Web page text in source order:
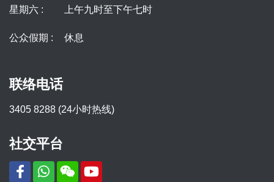
星期六 : 上午九时至下午七时
公众假期 : 休息
联络电话
3405 8288 (24小时热线)
社交平台